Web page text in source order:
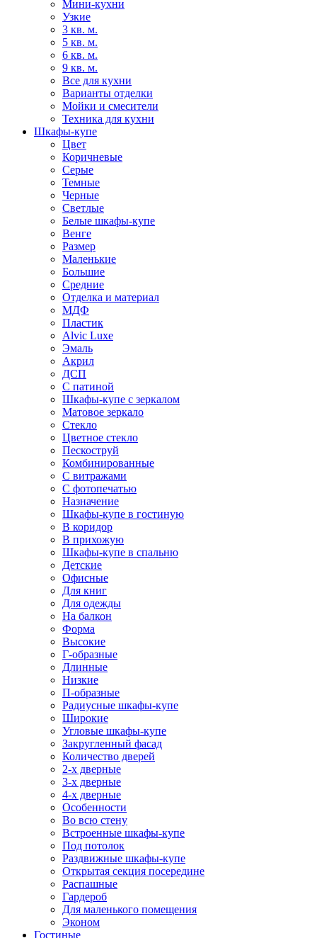
Мини-кухни
Узкие
3 кв. м.
5 кв. м.
6 кв. м.
9 кв. м.
Все для кухни
Варианты отделки
Мойки и смесители
Техника для кухни
Шкафы-купе
Цвет
Коричневые
Серые
Темные
Черные
Светлые
Белые шкафы-купе
Венге
Размер
Маленькие
Большие
Средние
Отделка и материал
МДФ
Пластик
Alvic Luxe
Эмаль
Акрил
ДСП
С патиной
Шкафы-купе с зеркалом
Матовое зеркало
Стекло
Цветное стекло
Пескоструй
Комбинированные
С витражами
С фотопечатью
Назначение
Шкафы-купе в гостиную
В коридор
В прихожую
Шкафы-купе в спальню
Детские
Офисные
Для книг
Для одежды
На балкон
Форма
Высокие
Г-образные
Длинные
Низкие
П-образные
Радиусные шкафы-купе
Широкие
Угловые шкафы-купе
Закругленный фасад
Количество дверей
2-х дверные
3-х дверные
4-х дверные
Особенности
Во всю стену
Встроенные шкафы-купе
Под потолок
Раздвижные шкафы-купе
Открытая секция посередине
Распашные
Гардероб
Для маленького помещения
Эконом
Гостиные